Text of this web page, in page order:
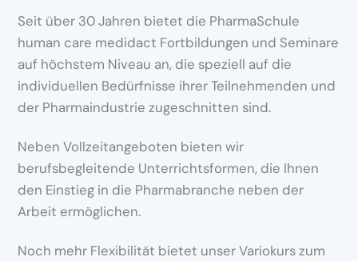
Seit über 30 Jahren bietet die PharmaSchule
human care medidact Fortbildungen und Seminare
auf höchstem Niveau an, die speziell auf die
individuellen Bedürfnisse ihrer Teilnehmenden und
der Pharmaindustrie zugeschnitten sind.
Neben Vollzeitangeboten bieten wir
berufsbegleitende Unterrichtsformen, die Ihnen
den Einstieg in die Pharmabranche neben der
Arbeit ermöglichen.
Noch mehr Flexibilität bietet unser Variokurs zum